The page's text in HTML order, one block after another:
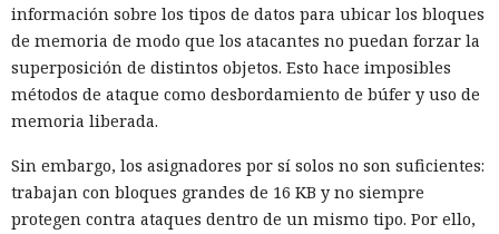
información sobre los tipos de datos para ubicar los bloques
de memoria de modo que los atacantes no puedan forzar la
superposición de distintos objetos. Esto hace imposibles
métodos de ataque como desbordamiento de búfer y uso de
memoria liberada.
Sin embargo, los asignadores por sí solos no son suficientes:
trabajan con bloques grandes de 16 KB y no siempre
protegen contra ataques dentro de un mismo tipo. Por ello,